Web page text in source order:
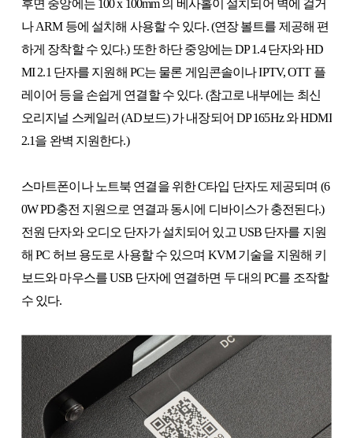
후면 중앙에는 100 x 100mm 의 베사홀이 설치되어 벽에 걸거
나 ARM 등에 설치해 사용할 수 있다. (연장 볼트를 제공해 편
하게 장착할 수 있다.) 또한 하단 중앙에는 DP 1.4 단자와 HD
MI 2.1 단자를 지원해 PC는 물론 게임콘솔이나 IPTV, OTT 플
레이어 등을 손쉽게 연결할 수 있다. (참고로 내부에는 최신
오리지널 스케일러 (AD보드) 가 내장되어 DP 165Hz 와 HDMI
2.1을 완벽 지원한다.)
스마트폰이나 노트북 연결을 위한 C타입 단자도 제공되며 (6
0W PD충전 지원으로 연결과 동시에 디바이스가 충전된다.)
전원 단자와 오디오 단자가 설치되어 있고 USB 단자를 지원
해 PC 허브 용도로 사용할 수 있으며 KVM 기술을 지원해 키
보드와 마우스를 USB 단자에 연결하면 두 대의 PC를 조작할
수 있다.